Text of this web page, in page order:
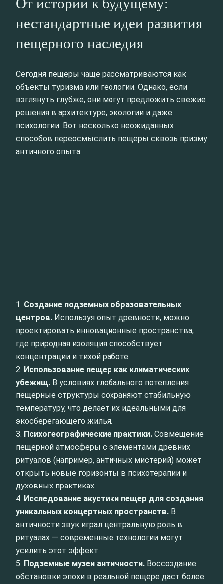
От истории к будущему:
нестандартные идеи развития
пещерного наследия
Сегодня пещеры чаще рассматриваются как
объекты туризма или геологии. Однако, если
взглянуть глубже, они могут предложить свежие
решения в архитектуре, экологии и даже
психологии. Вот несколько неожиданных
способов переосмыслить пещеры сквозь призму
античного опыта:
1. Создание подземных образовательных
центров. Используя опыт древности, можно
проектировать инновационные пространства,
где природная изоляция способствует
концентрации и тихой работе.
2. Использование пещер как климатических
убежищ. В условиях глобального потепления
пещерные структуры сохраняют стабильную
температуру, что делает их идеальными для
экосберегающего жилья.
3. Психогеографические практики. Совмещение
пещерной атмосферы с элементами древних
ритуалов (например, античных мистерий) может
открыть новые горизонты в психотерапии и
духовных практиках.
4. Исследование акустики пещер для создания
уникальных концертных пространств. В
античности звук играл центральную роль в
ритуалах — современные технологии могут
усилить этот эффект.
5. Подземные музеи античности. Воссоздание
обстановки эпохи в реальной пещере даст более